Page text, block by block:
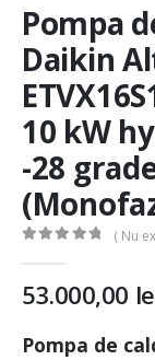
Pompa
Daikin
10 kW
-28
( Nu
53.000,00
Pompa de